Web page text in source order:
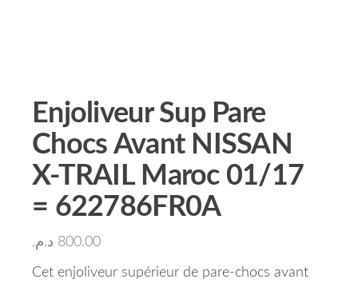
Enjoliveur Sup Pare
Chocs Avant NISSAN
X-TRAIL Maroc 01/17
= 622786FR0A
800.00 د.م.
Cet enjoliveur supérieur de pare-chocs avant